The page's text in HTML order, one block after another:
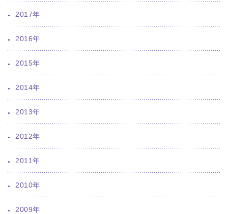
2017年
2016年
2015年
2014年
2013年
2012年
2011年
2010年
2009年